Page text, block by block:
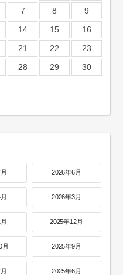
7 8
9
14 15
16
21 22
23
28 29
30
2026年6月
2026年3月
2025年12月
月 2025年9月
2025年6月